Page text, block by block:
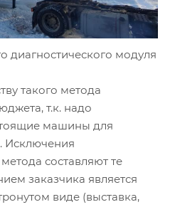
диагностического модуля
такого метода
т.к. надо
машины для
Исключения
составляют те
заказчика является
виде (выставка,